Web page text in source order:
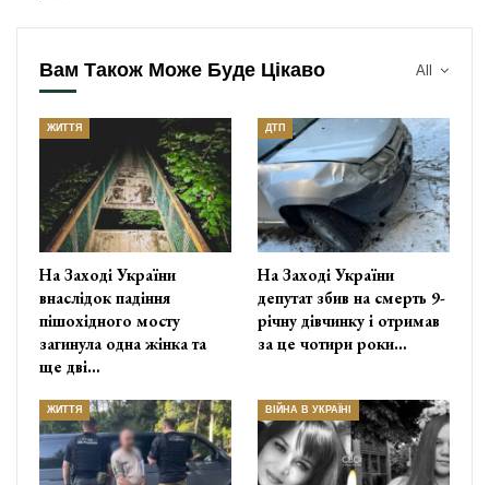
All
Вам Також Може Буде Цікаво
ЖИТТЯ
На Заході України
внаслідок падіння
пішохідного мосту
загинула одна жінка та
ще дві…
ДТП
На Заході України
депутат збив на смерть 9-
річну дівчинку і отримав
за це чотири роки…
ЖИТТЯ ВІЙНА В УКРАЇНІ